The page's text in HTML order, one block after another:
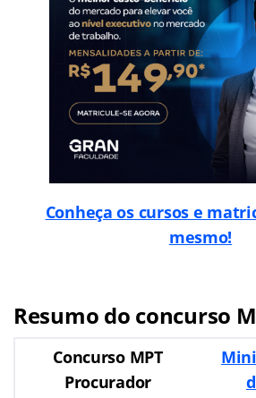
Conheça os cursos e
mesmo!
Resumo do concurso
Concurso MPT
Procurador